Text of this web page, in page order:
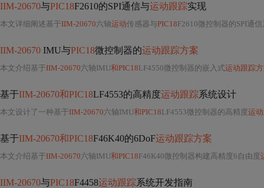
IIM-20670与PIC18F2610的SPI通信与运动跟踪实现
本文详细阐述基于IIM-20670 六轴运动传感器与PIC18F2610微控制器的SPI通
IIM-20670 IMU与PIC18微控制器的运动跟踪方案
本文介绍基于IIM-20670 六轴IMU和PIC18LF4550微控制器的嵌入式运动跟踪
基于IIM-20670和PIC18LF4553的高精度运动跟踪系统设计
本文设计了一种基于IIM-20670 六轴IMU和PIC18LF4553微控制器的高精度运
基于IIM-20670和PIC18F46K40的6DoF运动跟踪方案
本文介绍基于IIM-20670 六轴IMU和PIC18F46K40微控制器构建高精度6自由度
IIM-20670与PIC18F4458运动跟踪系统开发指南